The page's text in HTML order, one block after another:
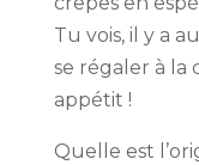
Tu vois, il y a
se régaler à la
appétit !
Quelle est